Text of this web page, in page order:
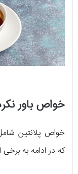
خواص باور
خواص پلانتین
که در ادامه به برخی